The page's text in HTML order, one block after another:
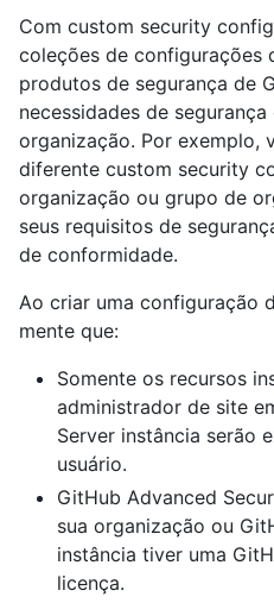
Com custom security
coleções de configurações
produtos de segurança de
necessidades de
organização. Por exemplo,
diferente custom security
organização ou grupo de
seus requisitos de
de conformidade.
Ao criar uma configuração
mente que:
Somente os recursos
administrador de site
Server instância serão
usuário.
GitHub Advanced
sua organização ou
instância tiver uma
licença.